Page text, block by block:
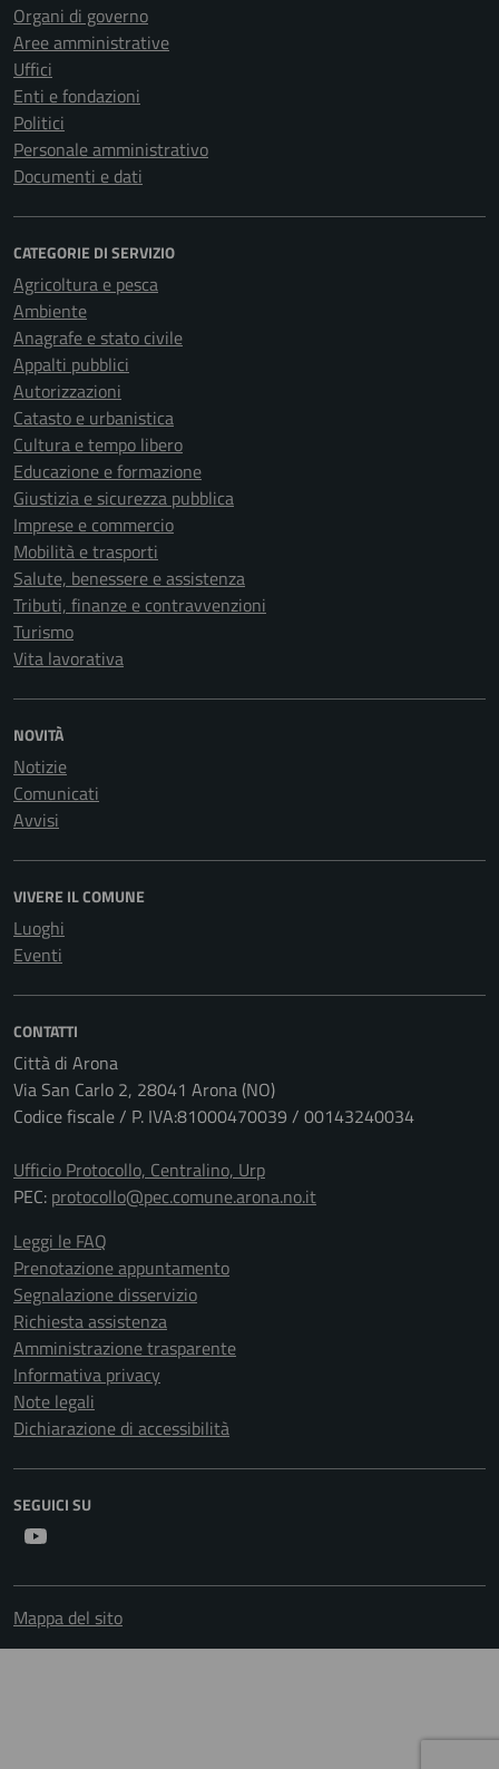
Organi di governo
Aree amministrative
Uffici
Enti e fondazioni
Politici
Personale amministrativo
Documenti e dati
CATEGORIE DI SERVIZIO
Agricoltura e pesca
Ambiente
Anagrafe e stato civile
Appalti pubblici
Autorizzazioni
Catasto e urbanistica
Cultura e tempo libero
Educazione e formazione
Giustizia e sicurezza pubblica
Imprese e commercio
Mobilità e trasporti
Salute, benessere e assistenza
Tributi, finanze e contravvenzioni
Turismo
Vita lavorativa
NOVITÀ
Notizie
Comunicati
Avvisi
VIVERE IL COMUNE
Luoghi
Eventi
CONTATTI
Città di Arona
Via San Carlo 2, 28041 Arona (NO)
Codice fiscale / P. IVA:81000470039 / 00143240034
Ufficio Protocollo, Centralino, Urp
PEC: protocollo@pec.comune.arona.no.it
Leggi le FAQ
Prenotazione appuntamento
Segnalazione disservizio
Richiesta assistenza
Amministrazione trasparente
Informativa privacy
Note legali
Dichiarazione di accessibilità
SEGUICI SU
Mappa del sito